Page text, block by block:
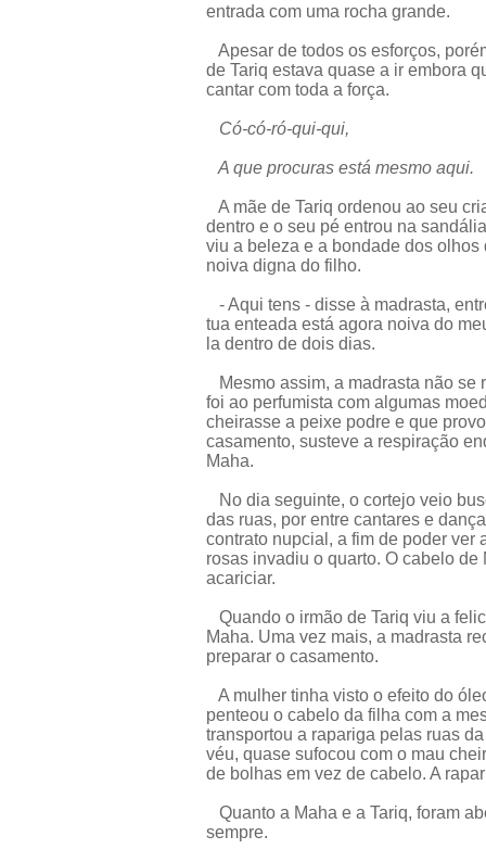
entrada com uma rocha grande.
Apesar de todos os esforços,
de Tariq estava quase a ir embora
cantar com toda a força.
Có-có-ró-qui-qui,
A que procuras está mesmo aqui.
A mãe de Tariq ordenou ao seu
dentro e o seu pé entrou na
viu a beleza e a bondade dos
noiva digna do filho.
- Aqui tens - disse à madrasta,
tua enteada está agora noiva do
la dentro de dois dias.
Mesmo assim, a madrasta não se
foi ao perfumista com algumas
cheirasse a peixe podre e que
casamento, susteve a respiração
Maha.
No dia seguinte, o cortejo veio
das ruas, por entre cantares e
contrato nupcial, a fim de poder ver
rosas invadiu o quarto. O cabelo
acariciar.
Quando o irmão de Tariq viu a
Maha. Uma vez mais, a madrasta
preparar o casamento.
A mulher tinha visto o efeito do
penteou o cabelo da filha com a
transportou a rapariga pelas ruas
véu, quase sufocou com o mau
de bolhas em vez de cabelo. A
Quanto a Maha e a Tariq, foram
sempre.